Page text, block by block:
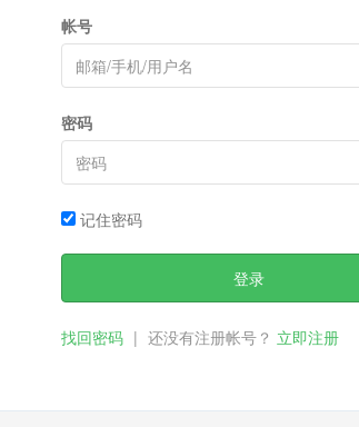
帐号
密码
记住密码
登录
找回密码 | 还没有注册帐号？ 立即注册